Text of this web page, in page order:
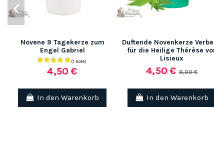
Novene 9 Tagekerze zum
Engel Gabriel
4,50 €
In den Warenkorb
Duftende Novenkerze
für die Heilige Thérèse
Lisieux
4,50 €6,00 €
In den Warenkorb